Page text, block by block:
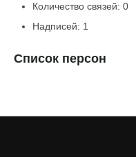
Количество связей: 0
Надписей: 1
Список персон